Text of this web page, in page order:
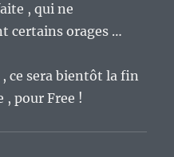
, qui ne
certains orages …
, ce sera bientôt la fin
, pour Free !